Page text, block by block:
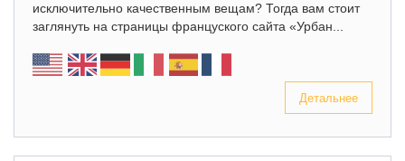
исключительно качественным вещам? Тогда вам стоит
заглянуть на страницы француского сайта «Урбан...
Детальнее